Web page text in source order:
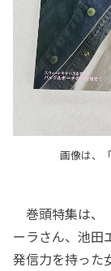
画像は、
巻頭特集は、
ーラさん、池田
発信力を持った